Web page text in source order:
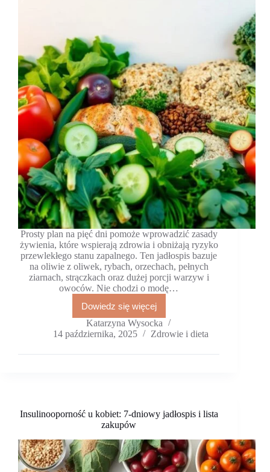
Prosty plan na pięć dni pomoże wprowadzić zasady
żywienia, które wspierają zdrowia i obniżają ryzyko
przewlekłego stanu zapalnego. Ten jadłospis bazuje
na oliwie z oliwek, rybach, orzechach, pełnych
ziarnach, strączkach oraz dużej porcji warzyw i
owoców. Nie chodzi o modę…
Dowiedz się więcej
Jadłospis
przeciwzapalny
na
5
Katarzyna Wysocka
14 października, 2025
Zdrowie i dieta
Insulinooporność u kobiet: 7-dniowy jadłospis i lista
zakupów